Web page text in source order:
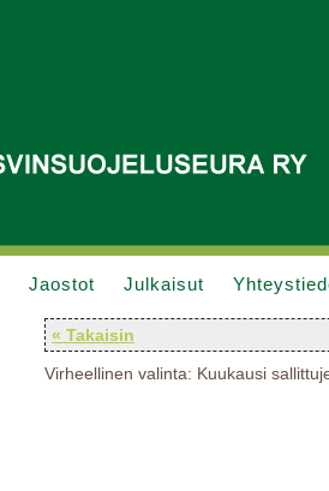
Jaostot Julkaisut
« Takaisin
Virheellinen valinta: Kuukausi